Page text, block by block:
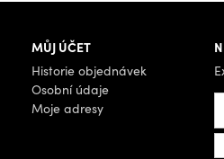
MŮJ ÚČET
Historie objednávek
Osobní údaje
Moje adresy